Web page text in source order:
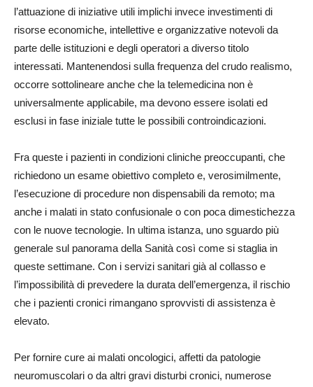
l’attuazione di iniziative utili implichi invece investimenti di
risorse economiche, intellettive e organizzative notevoli da
parte delle istituzioni e degli operatori a diverso titolo
interessati. Mantenendosi sulla frequenza del crudo realismo,
occorre sottolineare anche che la telemedicina non è
universalmente applicabile, ma devono essere isolati ed
esclusi in fase iniziale tutte le possibili controindicazioni.
Fra queste i pazienti in condizioni cliniche preoccupanti, che
richiedono un esame obiettivo completo e, verosimilmente,
l’esecuzione di procedure non dispensabili da remoto; ma
anche i malati in stato confusionale o con poca dimestichezza
con le nuove tecnologie. In ultima istanza, uno sguardo più
generale sul panorama della Sanità così come si staglia in
queste settimane. Con i servizi sanitari già al collasso e
l’impossibilità di prevedere la durata dell’emergenza, il rischio
che i pazienti cronici rimangano sprovvisti di assistenza è
elevato.
Per fornire cure ai malati oncologici, affetti da patologie
neuromuscolari o da altri gravi disturbi cronici, numerose